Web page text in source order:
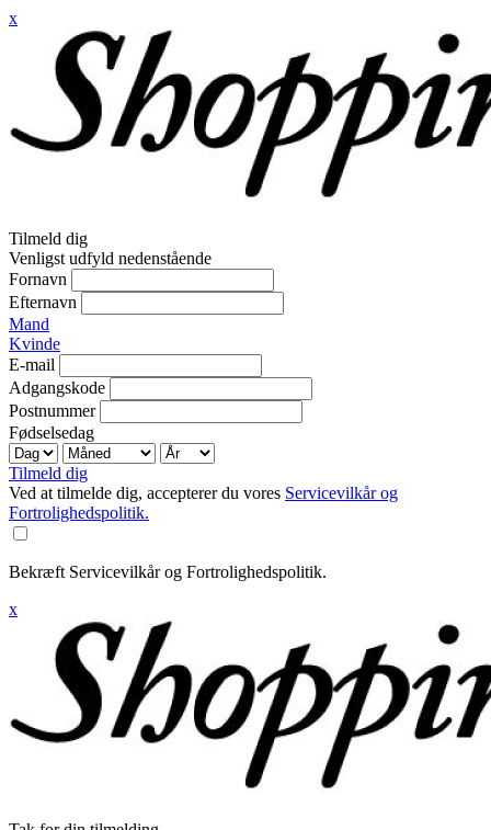
x
Tilmeld dig
Venligst udfyld nedenstående
Fornavn
Efternavn
Mand
Kvinde
E-mail
Adgangskode
Postnummer
Fødselsedag
Tilmeld dig
Ved at tilmelde dig, accepterer du vores Servicevilkår og
Fortrolighedspolitik.
Bekræft Servicevilkår og Fortrolighedspolitik.
x